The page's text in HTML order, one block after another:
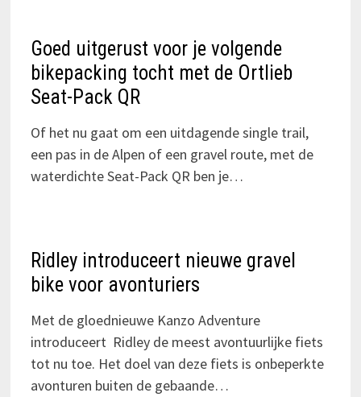
Goed uitgerust voor je volgende
bikepacking tocht met de Ortlieb
Seat-Pack QR
Of het nu gaat om een uitdagende single trail,
een pas in de Alpen of een gravel route, met de
waterdichte Seat-Pack QR ben je…
Ridley introduceert nieuwe gravel
bike voor avonturiers
Met de gloednieuwe Kanzo Adventure
introduceert Ridley de meest avontuurlijke fiets
tot nu toe. Het doel van deze fiets is onbeperkte
avonturen buiten de gebaande…